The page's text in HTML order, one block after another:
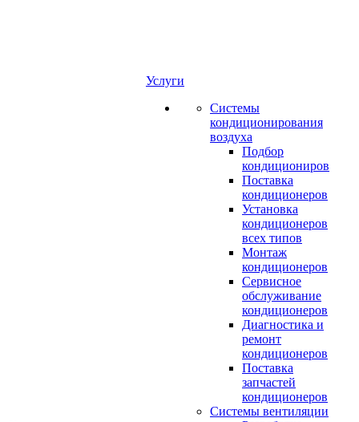
Услуги
Системы
кондиционирования
воздуха
Подбор
кондициониров
Поставка
кондиционеров
Установка
кондиционеров
всех типов
Монтаж
кондиционеров
Сервисное
обслуживание
кондиционеров
Диагностика и
ремонт
кондиционеров
Поставка
запчастей
кондиционеров
Системы вентиляции